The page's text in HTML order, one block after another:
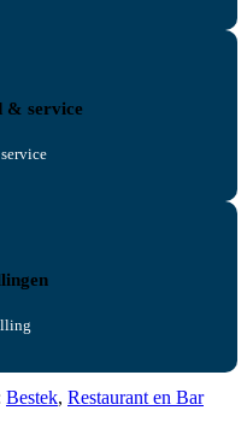
& service
Bestek, Restaurant en Bar